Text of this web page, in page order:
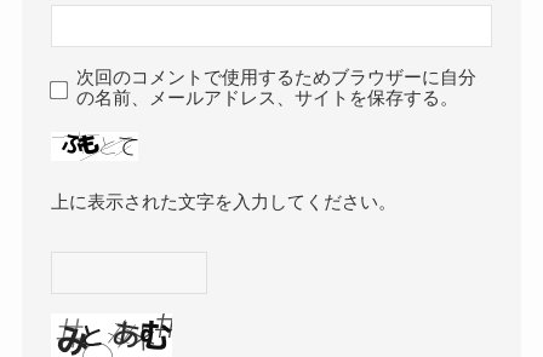
次回のコメントで使用するためブラウザーに自分
の名前、メールアドレス、サイトを保存する。
上に表示された文字を入力してください。